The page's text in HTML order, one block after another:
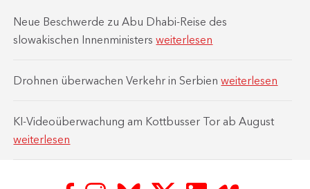
Neue Beschwerde zu Abu Dhabi-Reise des
slowakischen Innenministersweiterlesen
Drohnen überwachen Verkehr in Serbienweiterlesen
KI-Videoüberwachung am Kottbusser Tor ab August
weiterlesen